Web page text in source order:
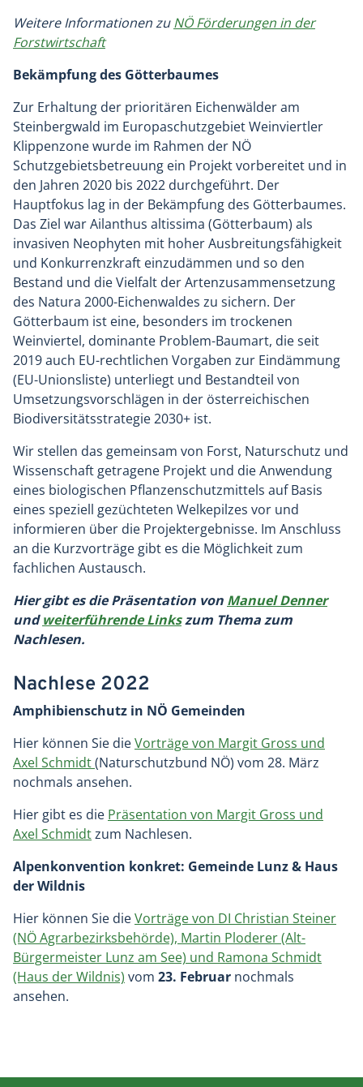
Weitere Informationen zuNÖ Förderungen in der
Forstwirtschaft
Bekämpfung des Götterbaumes
Zur Erhaltung der prioritären Eichenwälder am
Steinbergwald im Europaschutzgebiet Weinviertler
Klippenzone wurde im Rahmen der NÖ
Schutzgebietsbetreuung ein Projekt vorbereitet und in
den Jahren 2020 bis 2022 durchgeführt. Der
Hauptfokus lag in der Bekämpfung des Götterbaumes.
Das Ziel war Ailanthus altissima (Götterbaum) als
invasiven Neophyten mit hoher Ausbreitungsfähigkeit
und Konkurrenzkraft einzudämmen und so den
Bestand und die Vielfalt der Artenzusammensetzung
des Natura 2000-Eichenwaldes zu sichern. Der
Götterbaum ist eine, besonders im trockenen
Weinviertel, dominante Problem-Baumart, die seit
2019 auch EU-rechtlichen Vorgaben zur Eindämmung
(EU-Unionsliste) unterliegt und Bestandteil von
Umsetzungsvorschlägen in der österreichischen
Biodiversitätsstrategie 2030+ ist.
Wir stellen das gemeinsam von Forst, Naturschutz und
Wissenschaft getragene Projekt und die Anwendung
eines biologischen Pflanzenschutzmittels auf Basis
eines speziell gezüchteten Welkepilzes vor und
informieren über die Projektergebnisse. Im Anschluss
an die Kurzvorträge gibt es die Möglichkeit zum
fachlichen Austausch.
Hier gibt es die Präsentation von Manuel Denner
undweiterführende Linkszum Thema zum
Nachlesen.
Nachlese 2022
Amphibienschutz in NÖ Gemeinden
Hier können Sie dieVorträge von Margit Gross und
Axel Schmidt(Naturschutzbund NÖ) vom 28. März
nochmals ansehen.
Hier gibt es die Präsentation von Margit Gross und
Axel Schmidtzum Nachlesen.
Alpenkonvention konkret: Gemeinde Lunz & Haus
der Wildnis
Hier können Sie dieVorträge von DI Christian Steiner
(NÖ Agrarbezirksbehörde), Martin Ploderer (Alt-
Bürgermeister Lunz am See) und Ramona Schmidt
(Haus der Wildnis) vom 23. Februar nochmals
ansehen.